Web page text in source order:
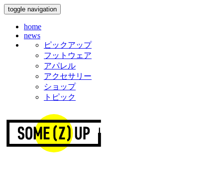
toggle navigation
home
news
ピックアップ
フットウェア
アパレル
アクセサリー
ショップ
トピック